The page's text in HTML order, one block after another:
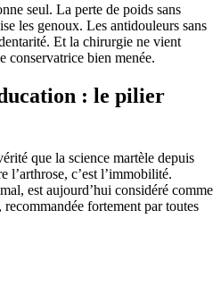
seul. La perte de poids sans
les genoux. Les antidouleurs sans
Et la chirurgie ne vient
conservatrice bien menée.
: le pilier
que la science martèle depuis
l’arthrose, c’est l’immobilité.
est aujourd’hui considéré comme
fortement par toutes